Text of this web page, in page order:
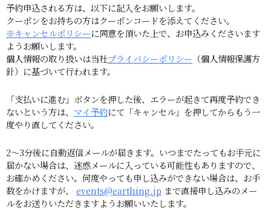
予約申込される方は、以下に記入をお願いします。
クーポンをお持ちの方はクーポンコードを添えてください。
※キャンセルポリシーに同意を頂いた上で、お申込みくださいます
ようお願いします。
個人情報の取り扱いは当社プライバシーポリシー （個人情報保護方
針）に基づいて行われます。
「支払いに進む」ボタンを押した後、エラーが起きて再度予約でき
ないという方は、 マイ予約にて「キャンセル」を押してからもう一
度やり直してください。
2～3分後に自動返信メールが届きます。いつまでたってもお手元に
届かない場合は、迷惑メールに入っている可能性もありますので、
お確かめください。何度やっても申し込みができない場合は、お手
数をかけますが、 events@earthing.jp まで直接申し込みのメー
ルをお送りいただきますようお願いいたします。